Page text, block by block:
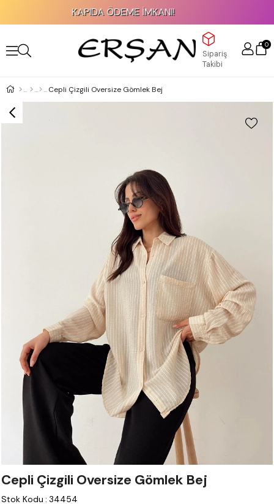
KAPIDA ÖDEME İMKANI!
Sipariş
Takibi
0
Cepli Çizgili Oversize Gömlek Bej
Cepli Çizgili Oversize Gömlek Bej
Stok Kodu : 34454